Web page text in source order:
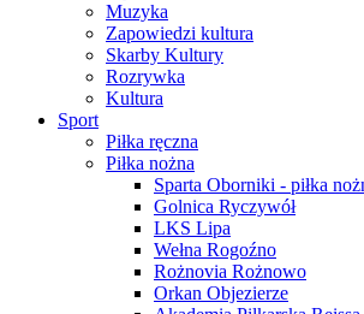
Muzyka
Zapowiedzi kultura
Skarby Kultury
Rozrywka
Kultura
Sport
Piłka ręczna
Piłka nożna
Sparta Oborniki - piłka
Golnica Ryczywół
LKS Lipa
Wełna Rogoźno
Rożnovia Rożnowo
Orkan Objezierze